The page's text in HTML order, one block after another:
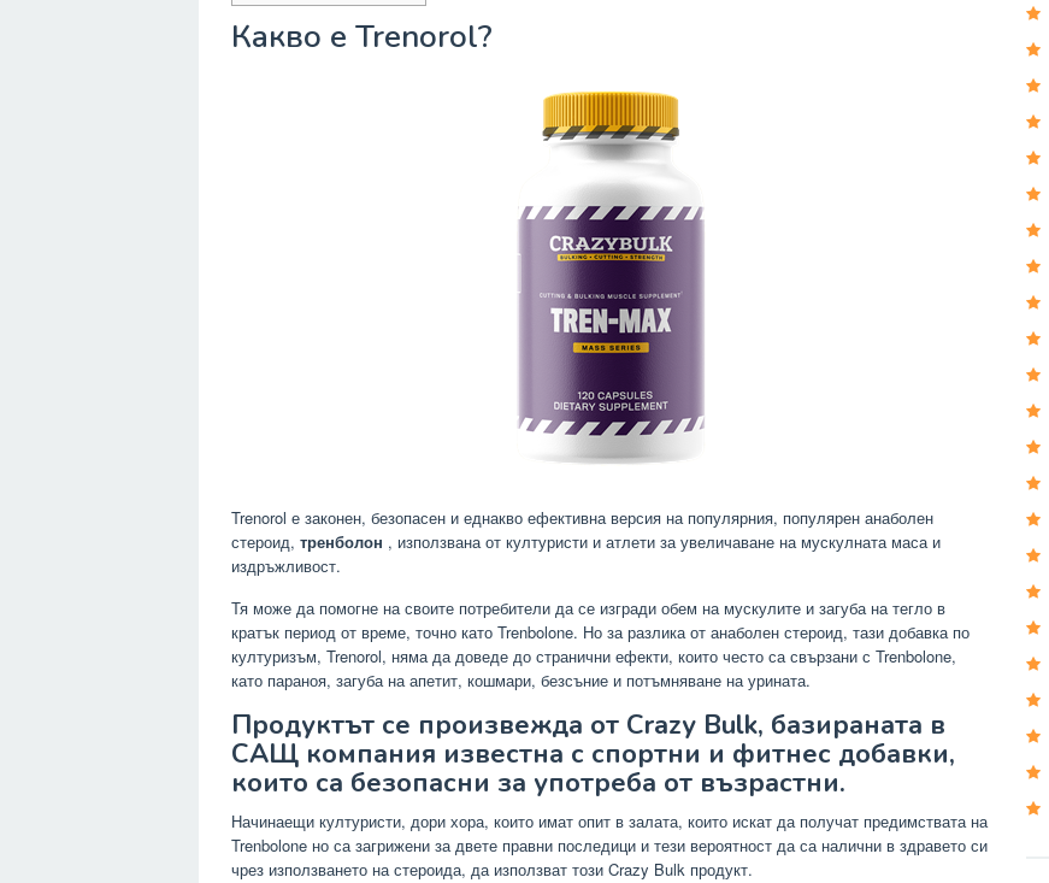
Какво е Trenorol?
Trenorol е законен, безопасен и еднакво ефективна версия на популярния, популярен анаболен
стероид, тренболон , използвана от културисти и атлети за увеличаване на мускулната маса и
издръжливост.
Тя може да помогне на своите потребители да се изгради обем на мускулите и загуба на тегло в
кратък период от време, точно като Trenbolone. Но за разлика от анаболен стероид, тази добавка по
културизъм, Trenorol, няма да доведе до странични ефекти, които често са свързани с Trenbolone,
като параноя, загуба на апетит, кошмари, безсъние и потъмняване на урината.
Продуктът се произвежда от Crazy Bulk, базираната в
САЩ компания известна с спортни и фитнес добавки,
които са безопасни за употреба от възрастни.
Начинаещи културисти, дори хора, които имат опит в залата, които искат да получат предимствата на
Trenbolone но са загрижени за двете правни последици и тези вероятност да са налични в здравето си
чрез използването на стероида, да използват този Crazy Bulk продукт.